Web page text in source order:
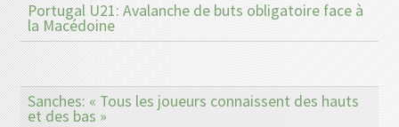
Portugal U21: Avalanche de buts obligatoire face à
la Macédoine
Sanches: « Tous les joueurs connaissent des hauts
et des bas »